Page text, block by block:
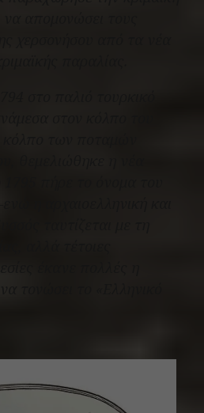
κόλπο των ποταμών
θεμελιώθηκε η νέα
πήρε το όνομα του
η αρχαιοελληνική και
ταυτίζεται με τη
αλλά τέτοιες
έκανε πολλές η
τονώσει το «Ελληνικό